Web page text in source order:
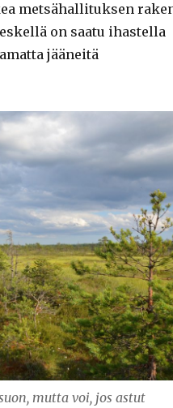
metsähallituksen
on saatu ihastella
jääneitä
mutta voi, jos astut